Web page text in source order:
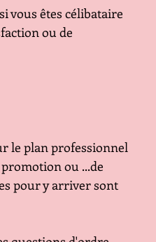
vous êtes célibataire
ou de
le plan professionnel
ou ...de
pour y arriver sont